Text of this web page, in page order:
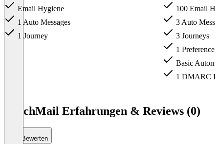
Email Hygiene
1 Auto Messages
1 Journey
100 Email
3 Auto
3 Journeys
1 Preference
Basic
1 DMARC
ReachMail Erfahrungen & Reviews (0)
Bewerten